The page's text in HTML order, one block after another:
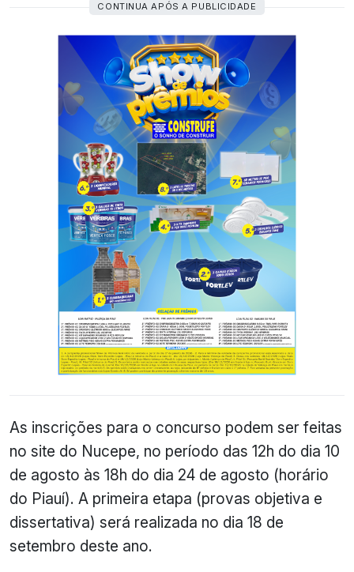
CONTINUA APÓS A PUBLICIDADE
As inscrições para o concurso podem ser feitas
no site do Nucepe, no período das 12h do dia 10
de agosto às 18h do dia 24 de agosto (horário
do Piauí). A primeira etapa (provas objetiva e
dissertativa) será realizada no dia 18 de
setembro deste ano.